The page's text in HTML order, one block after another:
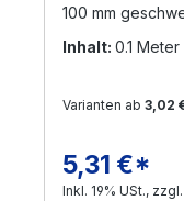
100 mm geschweißtes Konstruktionsrohr nach DIN
17455 / EN ISO 1127 Material:
Versand per
bearbeiten wir
Inhalt: 0.1 Meter
Varianten ab 3,02
Regulärer
5,31 €*
Inkl. 19% USt., zzgl.